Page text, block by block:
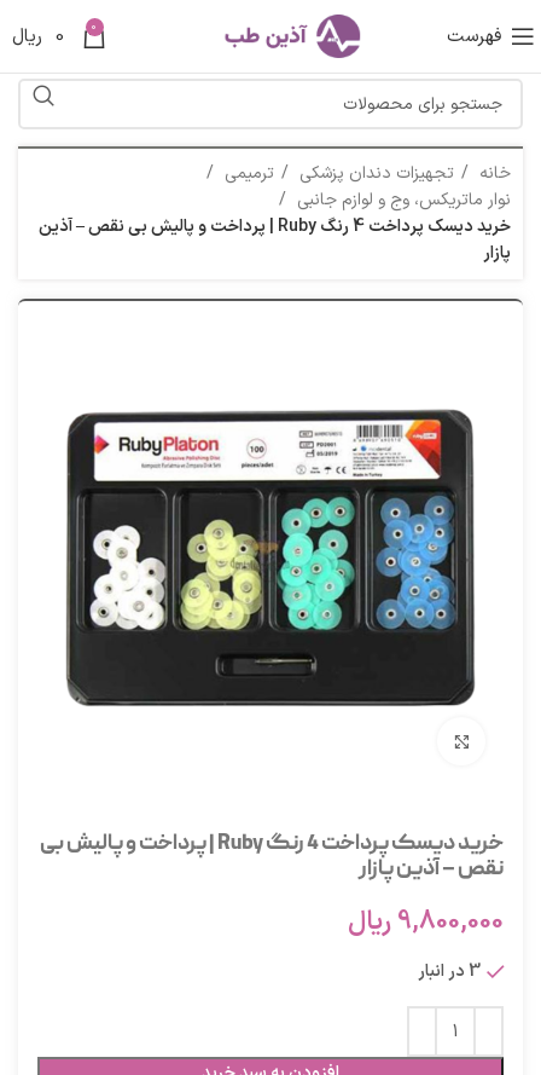
فهرست 0
0 ریال
خانه تجهیزات دندان پزشکی
ترمیمی
نوار ماتریکس، وج و لوازم جانبی
خرید دیسک پرداخت 4 رنگ Ruby | پرداخت و پالیش بی نقص – آذین
پازار
خرید دیسک پرداخت 4 رنگ Ruby | پرداخت و پالیش بی
نقص – آذین پازار
9,800,000ریال
3 در انبار